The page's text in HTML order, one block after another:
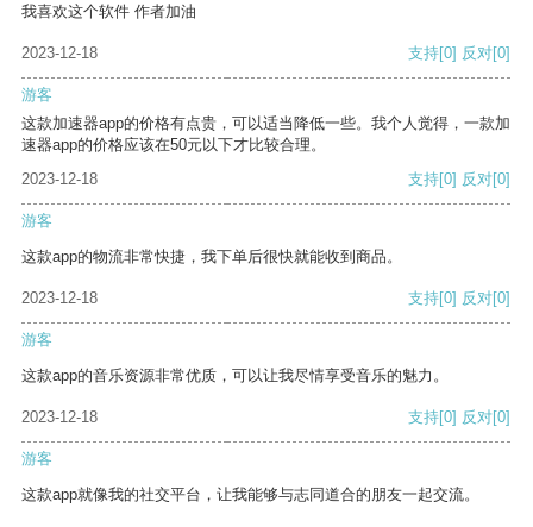
我喜欢这个软件 作者加油
2023-12-18 支持[0] 反对[0]
游客
这款加速器app的价格有点贵，可以适当降低一些。我个人觉得，一款加
速器app的价格应该在50元以下才比较合理。
2023-12-18
支持[0] 反对[0]
游客
这款app的物流非常快捷，我下单后很快就能收到商品。
2023-12-18 支持[0] 反对[0]
游客
这款app的音乐资源非常优质，可以让我尽情享受音乐的魅力。
2023-12-18 支持[0] 反对[0]
游客
这款app就像我的社交平台，让我能够与志同道合的朋友一起交流。